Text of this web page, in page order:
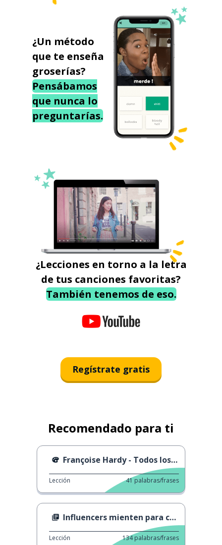
¿Un método
que te enseña
groserías?
Pensábamos
que nunca lo
preguntarías.
¿Lecciones en torno a la letra
de tus canciones favoritas?
También tenemos de eso.
Regístrate gratis
Recomendado para ti
Françoise Hardy - Todos los Chicos y las Chicas
Lección 41 palabras/frases
Influencers mienten para colocar productos
Lección 134 palabras/frases